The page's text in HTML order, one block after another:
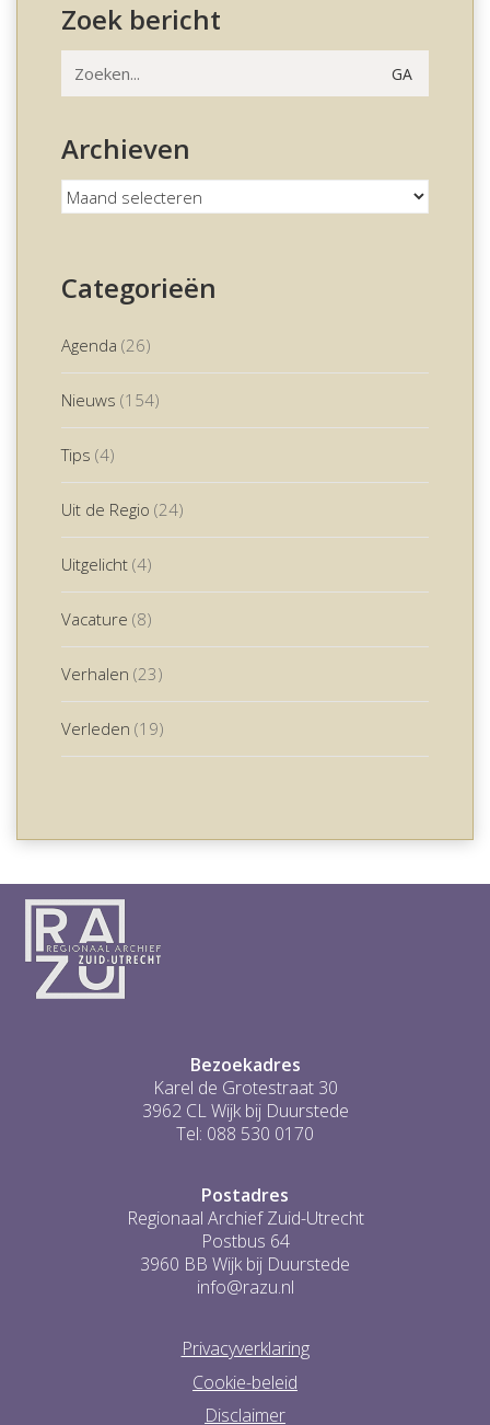
Zoek bericht
naar:
Archieven
Archieven
Categorieën
Agenda (26)
Nieuws (154)
Tips (4)
Uit de Regio (24)
Uitgelicht (4)
Vacature (8)
Verhalen (23)
Verleden (19)
Bezoekadres
Karel de Grotestraat 30
3962 CL Wijk bij Duurstede
Tel: 088 530 0170
Postadres
Regionaal Archief Zuid-Utrecht
Postbus 64
3960 BB Wijk bij Duurstede
info@razu.nl
Privacyverklaring
Cookie-beleid
Disclaimer